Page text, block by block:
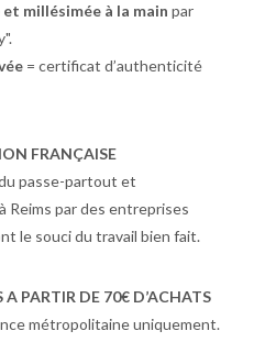
millésimée à la main par
= certificat d’authenticité
FRANÇAISE
passe-partout et
Reims par des entreprises
le souci du travail bien fait.
PARTIR DE 70€ D’ACHATS
métropolitaine uniquement.